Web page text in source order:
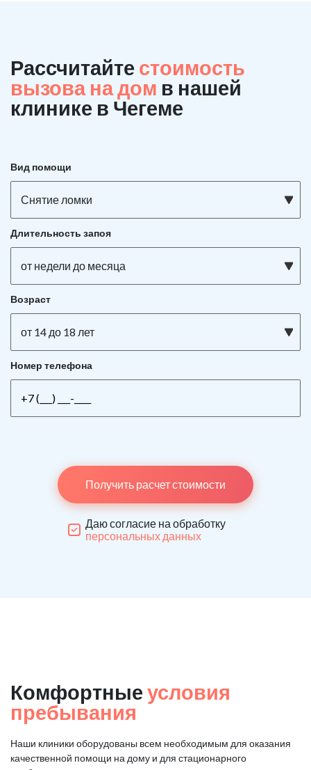
Рассчитайте стоимость
вызова на дом в нашей
клинике в Чегеме
Вид помощи
Снятие ломки
Длительность запоя
от недели до месяца
Возраст
от 14 до 18 лет
Номер телефона
Получить расчет стоимости
Даю согласие на обработку
персональных данных
Комфортные условия
пребывания
Наши клиники оборудованы всем необходимым для оказания
качественной помощи на дому и для стационарного